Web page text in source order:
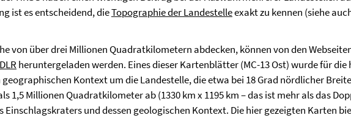
ist es entscheidend, dieTopographie der Landestelleexakt zu kennen (siehe
von über drei Millionen Quadratkilometern abdecken, können von den
DLR heruntergeladen werden. Eines dieser Kartenblätter (MC-13 Ost) wurde für
Kontext um die Landestelle, die etwa bei 18 Grad nördlicher
1,5 Millionen Quadratkilometer ab (1330 km x 1195 km – das ist mehr als das
und dessen geologischen Kontext. Die hier gezeigten Karten